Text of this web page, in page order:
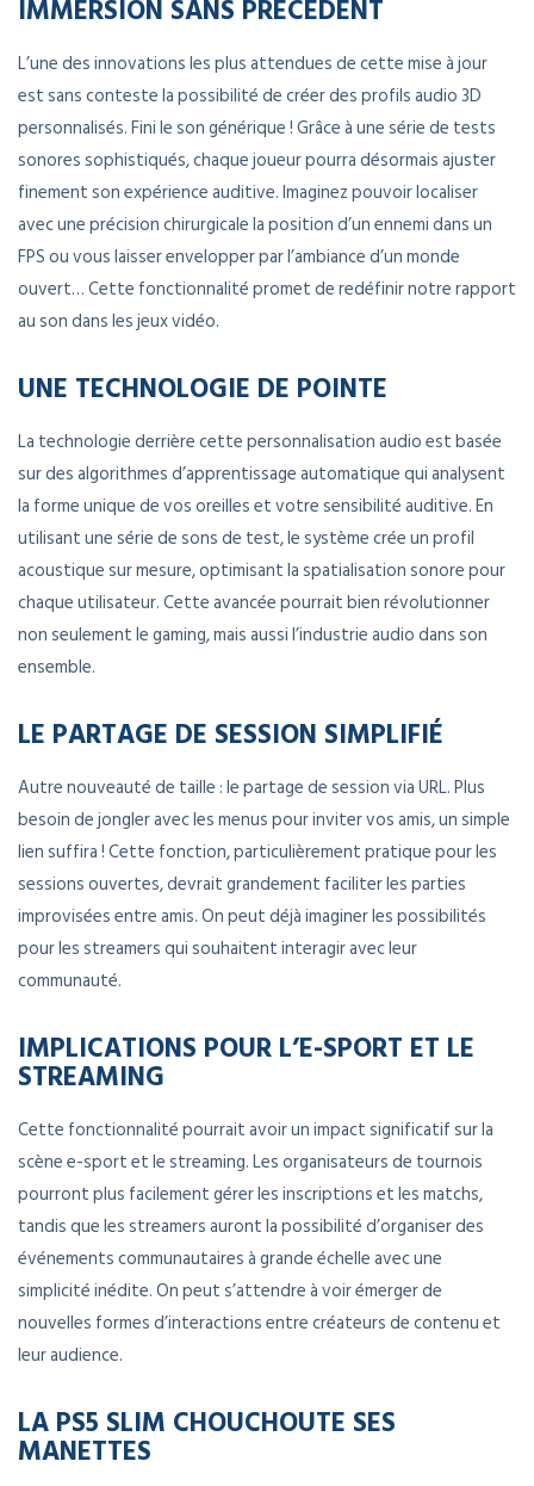
IMMERSION SANS PRÉCÉDENT
L’une des innovations les plus attendues de cette mise à jour
est sans conteste la possibilité de créer des profils audio 3D
personnalisés. Fini le son générique ! Grâce à une série de tests
sonores sophistiqués, chaque joueur pourra désormais ajuster
finement son expérience auditive. Imaginez pouvoir localiser
avec une précision chirurgicale la position d’un ennemi dans un
FPS ou vous laisser envelopper par l’ambiance d’un monde
ouvert… Cette fonctionnalité promet de redéfinir notre rapport
au son dans les jeux vidéo.
UNE TECHNOLOGIE DE POINTE
La technologie derrière cette personnalisation audio est basée
sur des algorithmes d’apprentissage automatique qui analysent
la forme unique de vos oreilles et votre sensibilité auditive. En
utilisant une série de sons de test, le système crée un profil
acoustique sur mesure, optimisant la spatialisation sonore pour
chaque utilisateur. Cette avancée pourrait bien révolutionner
non seulement le gaming, mais aussi l’industrie audio dans son
ensemble.
LE PARTAGE DE SESSION SIMPLIFIÉ
Autre nouveauté de taille : le partage de session via URL. Plus
besoin de jongler avec les menus pour inviter vos amis, un simple
lien suffira ! Cette fonction, particulièrement pratique pour les
sessions ouvertes, devrait grandement faciliter les parties
improvisées entre amis. On peut déjà imaginer les possibilités
pour les streamers qui souhaitent interagir avec leur
communauté.
IMPLICATIONS POUR L’E-SPORT ET LE
STREAMING
Cette fonctionnalité pourrait avoir un impact significatif sur la
scène e-sport et le streaming. Les organisateurs de tournois
pourront plus facilement gérer les inscriptions et les matchs,
tandis que les streamers auront la possibilité d’organiser des
événements communautaires à grande échelle avec une
simplicité inédite. On peut s’attendre à voir émerger de
nouvelles formes d’interactions entre créateurs de contenu et
leur audience.
LA PS5 SLIM CHOUCHOUTE SES
MANETTES